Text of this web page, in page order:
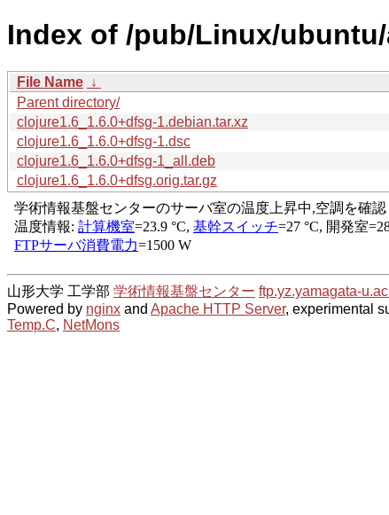
Index of /pub/Linux/
File Name ↓
Parent directory/
clojure1.6_1.6.0+dfsg-1.debian.tar.xz
clojure1.6_1.6.0+dfsg-1.dsc
clojure1.6_1.6.0+dfsg-1_all.deb
clojure1.6_1.6.0+dfsg.orig.tar.gz
山形大学 工学部 学術情報基盤センター ftp.yz.yamagata-
Powered by nginx and Apache HTTP Server, experimental
Temp.C, NetMons